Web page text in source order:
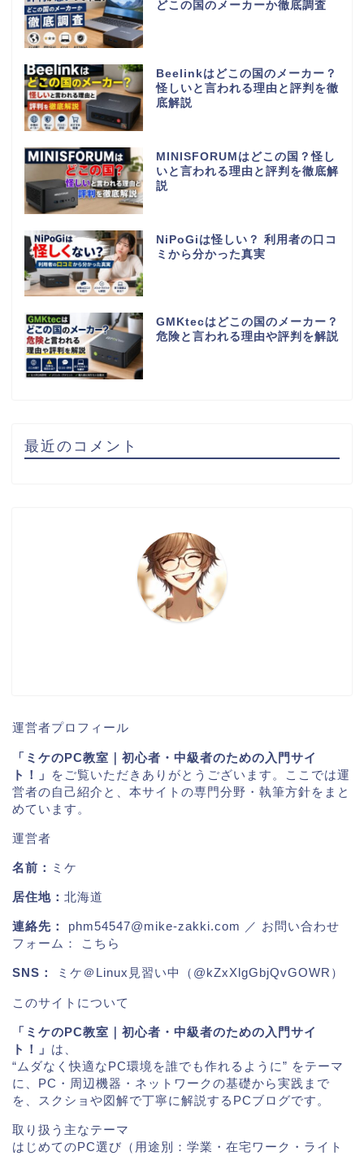
どこの国のメーカーか徹底調査
Beelinkはどこの国のメーカー？
怪しいと言われる理由と評判を徹
底解説
MINISFORUMはどこの国？怪し
いと言われる理由と評判を徹底解
説
NiPoGiは怪しい？ 利用者の口コ
ミから分かった真実
GMKtecはどこの国のメーカー？
危険と言われる理由や評判を解説
最近のコメント
運営者プロフィール
「ミケのPC教室｜初心者・中級者のための入門サイ
ト！」
をご覧いただきありがとうございます。ここでは運
営者の自己紹介と、本サイトの専門分野・執筆方針をまと
めています。
運営者
名前： ミケ
居住地： 北海道
連絡先： phm54547@mike-zakki.com ／ お問い合わせ
フォーム：
こちら
SNS： ミケ＠Linux見習い中（@kZxXlgGbjQvGOWR）
このサイトについて
「ミケのPC教室｜初心者・中級者のための入門サイ
ト！」 は、
“ムダなく快適なPC環境を誰でも作れるように” をテーマ
に、PC・周辺機器・ネットワークの基礎から実践まで
を、スクショや図解で丁寧に解説するPCブログです。
取り扱う主なテーマ
はじめてのPC選び（用途別：学業・在宅ワーク・ライト